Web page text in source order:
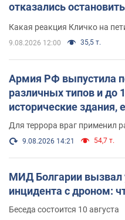
отказались
небоскреба
Какая реакция Кличко на
9.08.2026 12:00 35,5 т.
Армия РФ выпустила
различных типов и до
исторические здания,
и видео
Для террора враг применил
9.08.2026 14:21 54,7 т.
МИД Болгарии вызвал
инцидента с дроном:
Беседа состоится 10 августа